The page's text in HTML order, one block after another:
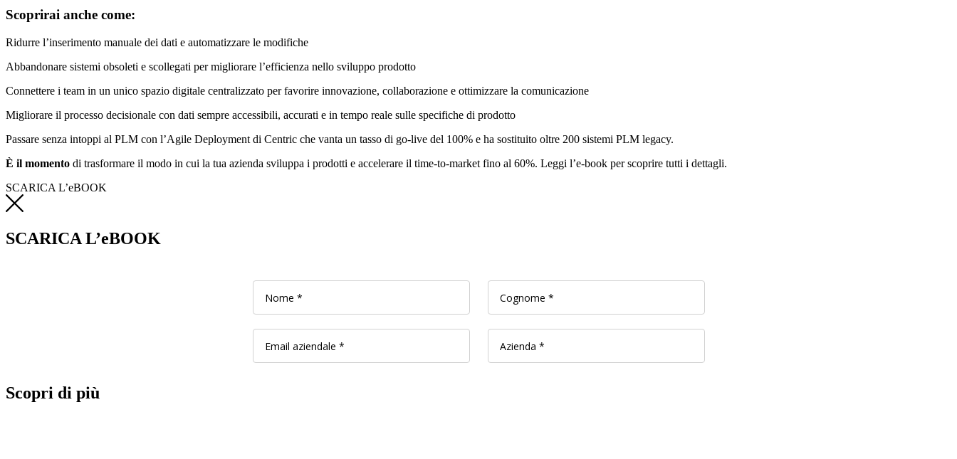
Scoprirai anche come:
Ridurre l’inserimento manuale dei dati e automatizzare le modifiche
Abbandonare sistemi obsoleti e scollegati per migliorare l’efficienza nello sviluppo prodotto
Connettere i team in un unico spazio digitale centralizzato per favorire innovazione, collaborazione e ottimizzare la comunicazione
Migliorare il processo decisionale con dati sempre accessibili, accurati e in tempo reale sulle specifiche di prodotto
Passare senza intoppi al PLM con l’Agile Deployment di Centric che vanta un tasso di go-live del 100% e ha sostituito oltre 200 sistemi PLM legacy.
È il momento di trasformare il modo in cui la tua azienda sviluppa i prodotti e accelerare il time-to-market fino al 60%. Leggi l’e-book per scoprire tutti i dettagli.
SCARICA L’eBOOK
SCARICA L’eBOOK
Scopri di più